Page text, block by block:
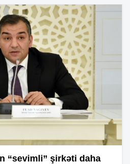
“sevimli” şirkəti daha